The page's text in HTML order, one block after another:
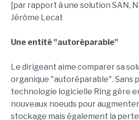
[par rapport à une solution SAN,
Jérôme Lecat
Une entité "autoréparable"
Le dirigeant aime comparer sa
organique "autoréparable". Sans
technologie logicielle Ring gère
nouveaux noeuds pour
stockage mais également la perte